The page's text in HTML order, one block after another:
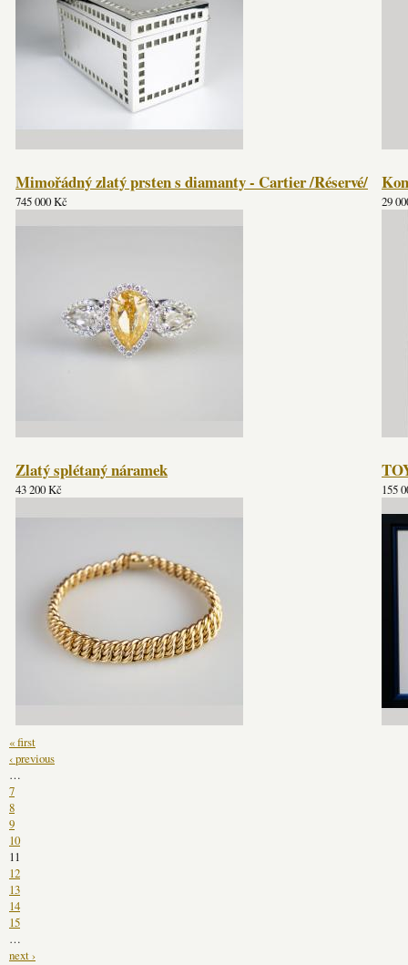
Mimořádný zlatý prsten s diamanty - Cartier /Réservé/
745 000 Kč 29
Zlatý splétaný náramek
43 200 Kč 155
« first
‹ previous
…
7
8
9
10
11
12
13
14
15
…
next ›